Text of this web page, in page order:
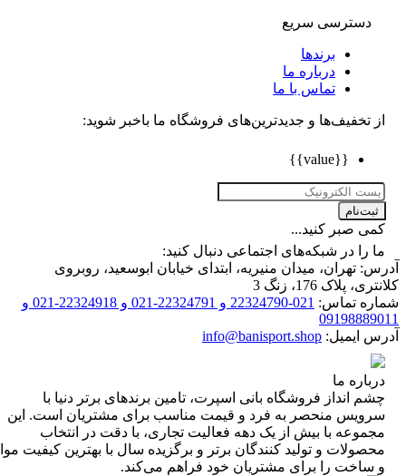
دسترسی سریع
برندها
درباره ما
تماس با ما
تخفیف‌ها و جدیدترین‌های فروشگاه ما باخبر شوید:
صبر کنید...
را در شبکه‌های اجتماعی دنبال کنید:
تهران، میدان منیریه، ابتدای خیابان ابوسعید، روبروی
پلاک 176، زنگ 3
تماس:
021-22324790 و 22324791-021 و 22324918-021 و
ایمیل: info@banisport.shop
ما
انداز فروشگاه‌ بانی اسپرت، تامین برندهای برتر دنیا با
منحصر به فرد و قیمت مناسب برای مشتریان است. این
با بیش از یک دهه فعالیت تجاری، با دقت در انتخاب
و تولید کنندگان برتر و برگزیده سال با بهترین کیفیت مواد
را برای مشتریان خود فراهم می‌کند.